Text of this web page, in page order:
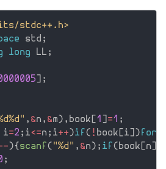
stdc++.h>
std ;
long LL ;
] ;
, &n , &m) , book [1 ] =1 ;
i=2 ; i<=n ; i++)if ( ! book [i] ) for
){scanf ( "%d" , &n) ; if (book [n]
;